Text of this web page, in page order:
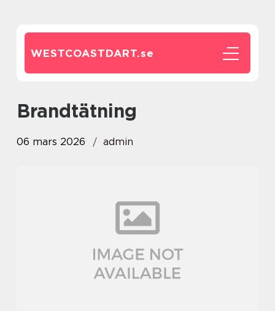
WESTCOASTDART.se
brandtätning
06 mars 2026 admin